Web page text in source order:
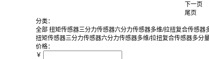
下一页
尾页
分类：
全部 扭矩传感器三分力传感器六分力传感器多维/拉扭复合传感器
扭矩传感器三分力传感器六分力传感器多维/拉扭复合传感器多分
价格：
￥